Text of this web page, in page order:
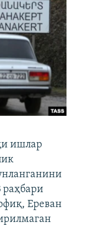
ишлар
Ереван